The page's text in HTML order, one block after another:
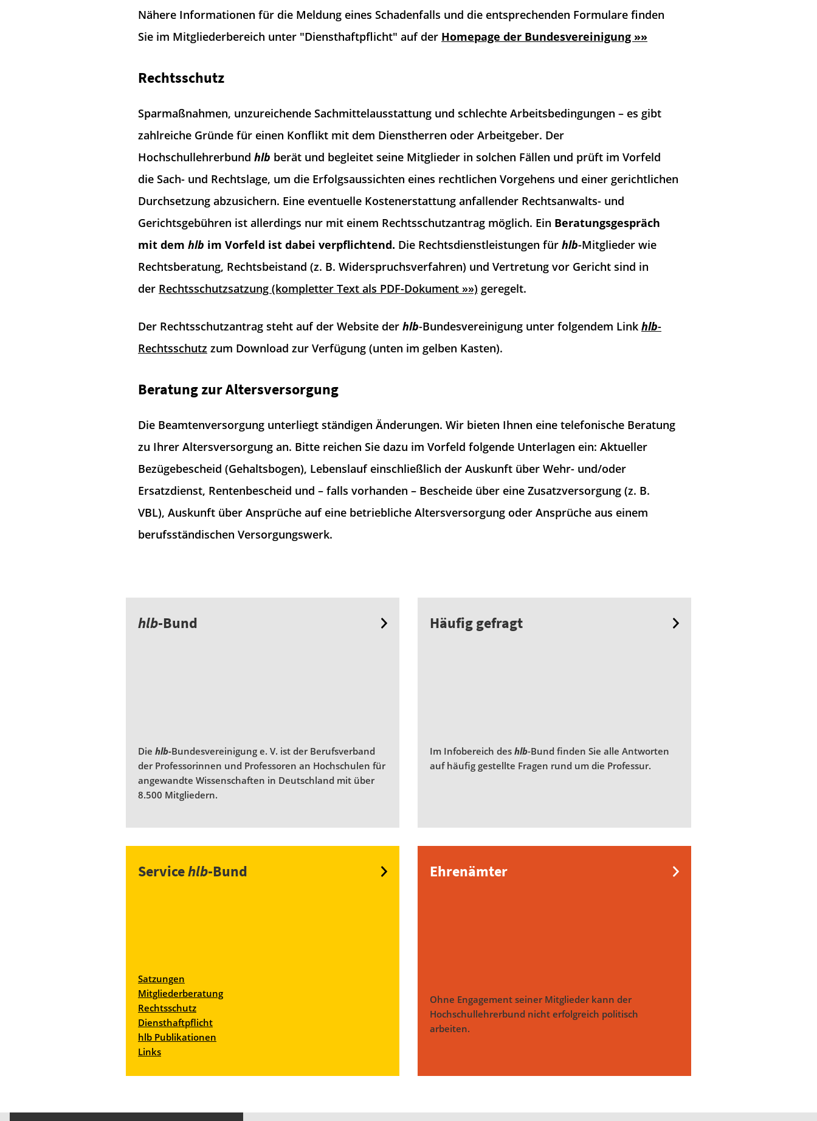
Nähere Informationen für die Meldung eines Schadenfalls und die entsprechenden Formulare finden
Sie im Mitgliederbereich unter "Diensthaftpflicht" auf der Homepage der Bundesvereinigung »»
Rechtsschutz
Sparmaßnahmen, unzureichende Sachmittelausstattung und schlechte Arbeitsbedingungen – es gibt
zahlreiche Gründe für einen Konflikt mit dem Dienstherren oder Arbeitgeber. Der
Hochschullehrerbund hlb berät und begleitet seine Mitglieder in solchen Fällen und prüft im Vorfeld
die Sach- und Rechtslage, um die Erfolgsaussichten eines rechtlichen Vorgehens und einer gerichtlichen
Durchsetzung abzusichern. Eine eventuelle Kostenerstattung anfallender Rechtsanwalts- und
Gerichtsgebühren ist allerdings nur mit einem Rechtsschutzantrag möglich. Ein Beratungsgespräch
mit dem hlb im Vorfeld ist dabei verpflichtend. Die Rechtsdienstleistungen für hlb-Mitglieder wie
Rechtsberatung, Rechtsbeistand (z. B. Widerspruchsverfahren) und Vertretung vor Gericht sind in
der Rechtsschutzsatzung (kompletter Text als PDF-Dokument »») geregelt.
Der Rechtsschutzantrag steht auf der Website der hlb-Bundesvereinigung unter folgendem Link hlb-
Rechtsschutz zum Download zur Verfügung (unten im gelben Kasten).
Beratung zur Altersversorgung
Die Beamtenversorgung unterliegt ständigen Änderungen. Wir bieten Ihnen eine telefonische Beratung
zu Ihrer Altersversorgung an. Bitte reichen Sie dazu im Vorfeld folgende Unterlagen ein: Aktueller
Bezügebescheid (Gehaltsbogen), Lebenslauf einschließlich der Auskunft über Wehr- und/oder
Ersatzdienst, Rentenbescheid und – falls vorhanden – Bescheide über eine Zusatzversorgung (z. B.
VBL), Auskunft über Ansprüche auf eine betriebliche Altersversorgung oder Ansprüche aus einem
berufsständischen Versorgungswerk.
hlb-Bund
Die hlb-Bundesvereinigung e. V. ist der Berufsverband
der Professorinnen und Professoren an Hochschulen für
angewandte Wissenschaften in Deutschland mit über
8.500 Mitgliedern.
Häufig gefragt
Im Infobereich des hlb-Bund finden Sie alle Antworten
auf häufig gestellte Fragen rund um die Professur.
Servicehlb-Bund
Satzungen
Mitgliederberatung
Rechtsschutz
Diensthaftpflicht
hlb Publikationen
Links
Ehrenämter
Ohne Engagement seiner Mitglieder kann der
Hochschullehrerbund nicht erfolgreich politisch
arbeiten.